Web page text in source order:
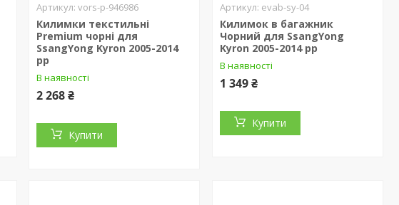
vors-p-946986
Килимки текстильні
Premium чорні для
SsangYong Kyron 2005-2014
рр
В наявності
2 268 ₴
Купити
evab-sy-04
Килимок в багажник
Чорний для SsangYong
Kyron 2005-2014 рр
В наявності
1 349 ₴
Купити